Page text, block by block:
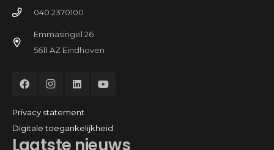
Laatste nieuws
040 2370100
Emmasingel 26
5611 AZ Eindhoven
Privacy statement
Digitale toegankelijkheid